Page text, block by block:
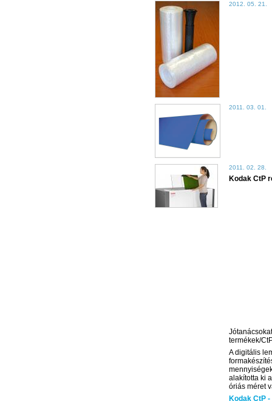
2012. 05. 21.
2011. 03. 01.
2011. 02. 28.
Kodak CtP
termékek/
A digitális
alakította ki
óriás méret
Kodak CtP